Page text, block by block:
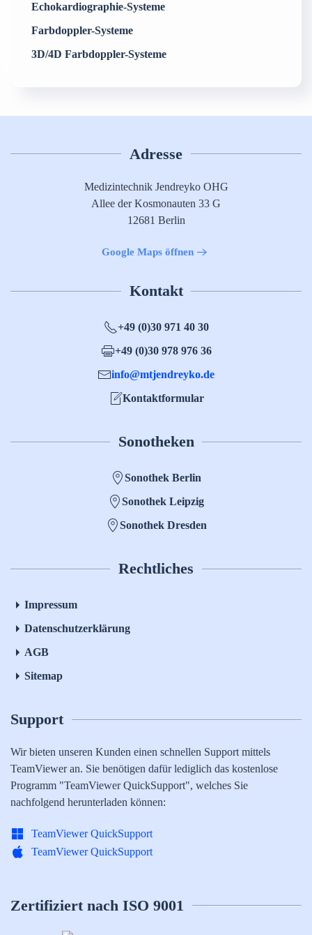
Echokardiographie-Systeme
Farbdoppler-Systeme
3D/4D Farbdoppler-Systeme
Adresse
Medizintechnik Jendreyko OHG
Allee der Kosmonauten 33 G
12681 Berlin
Google Maps öffnen
Kontakt
+49 (0)30 971 40 30
+49 (0)30 978 976 36
info@mtjendreyko.de
Kontaktformular
Sonotheken
Sonothek Berlin
Sonothek Leipzig
Sonothek Dresden
Rechtliches
Impressum
Datenschutzerklärung
AGB
Sitemap
Support
Wir bieten unseren Kunden einen schnellen Support mittels
TeamViewer an. Sie benötigen dafür lediglich das kostenlose
Programm "TeamViewer QuickSupport", welches Sie
nachfolgend herunterladen können:
TeamViewer QuickSupport
TeamViewer QuickSupport
Zertifiziert nach ISO 9001